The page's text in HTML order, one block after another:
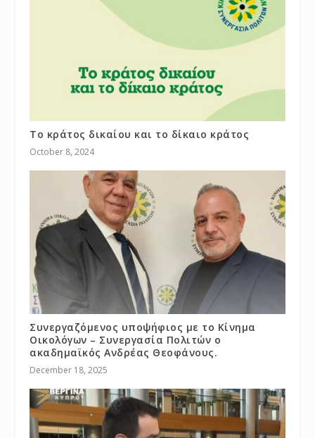
Το κράτος δικαίου και το δίκαιο κράτος
October 8, 2024
Συνεργαζόμενος υποψήφιος με το Κίνημα
Οικολόγων – Συνεργασία Πολιτών ο
ακαδημαϊκός Ανδρέας Θεοφάνους.
December 18, 2025